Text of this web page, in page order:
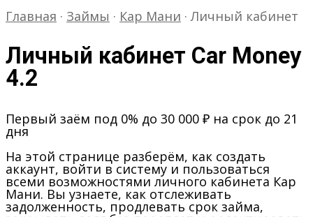
Главная · Займы · Кар Мани ·Личный кабинет
Личный кабинет Car Money
4.2
Первый заём под 0% до 30 000 ₽ на срок до 21
дня
На этой странице разберём, как создать
аккаунт, войти в систему и пользоваться
всеми возможностями личного кабинета Кар
Мани. Вы узнаете, как отслеживать
задолженность, продлевать срок займа,